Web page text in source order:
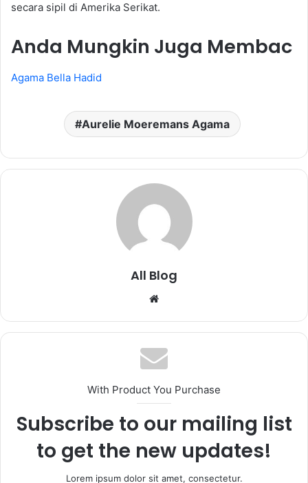
secara sipil di Amerika Serikat.
Anda Mungkin Juga Membac
Agama Bella Hadid
Aurelie Moeremans Agama
All Blog
Website
With Product You Purchase
Subscribe to our mailing list
to get the new updates!
Lorem ipsum dolor sit amet, consectetur.